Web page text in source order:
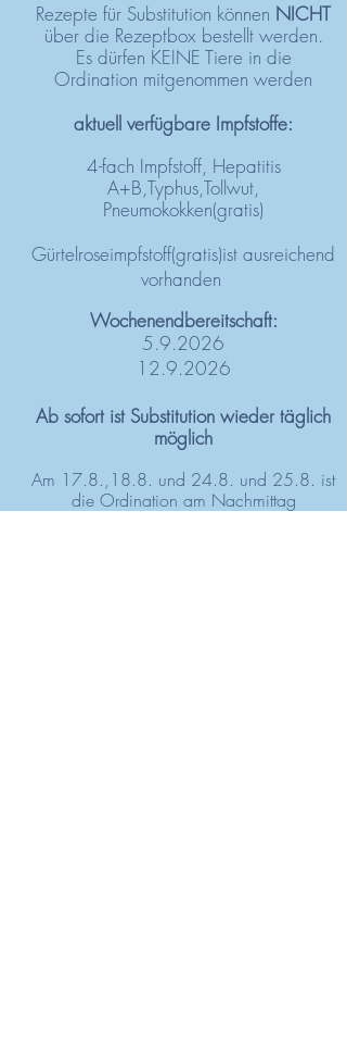
Rezepte für Substitution können NICHT
über die Rezeptbox bestellt werden.
Es dürfen KEINE Tiere in die
Ordination mitgenommen werden
aktuell verfügbare Impfstoffe:
4-fach Impfstoff, Hepatitis
A+B,Typhus,Tollwut,
Pneumokokken(gratis)
Gürtelroseimpfstoff(gratis)ist ausreichend
vorhanden
Wochenendbereitschaft:
5.9.2026
12.9.2026
Ab sofort ist Substitution wieder täglich
möglich
Am 17.8.,18.8. und 24.8. und 25.8. ist
die Ordination am Nachmittag